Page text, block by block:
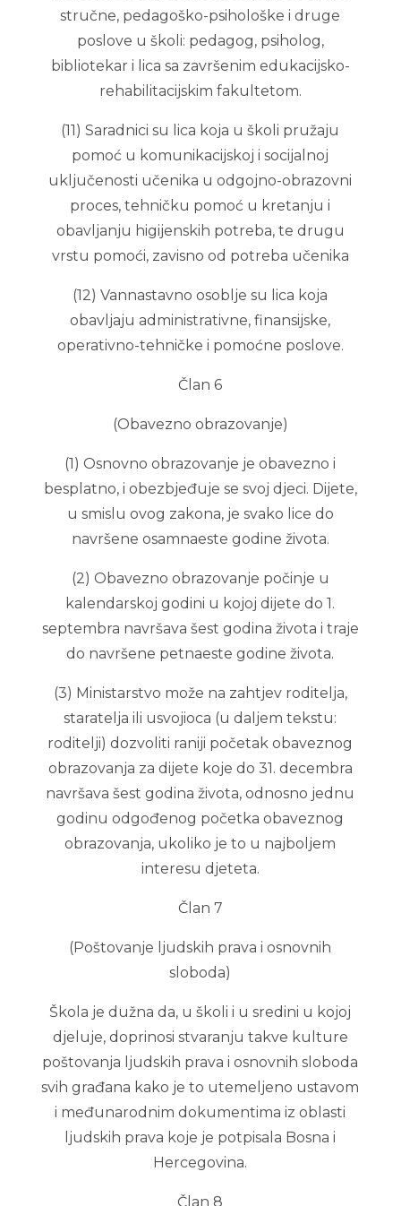
stručne, pedagoško-psihološke i druge
poslove u školi: pedagog, psiholog,
bibliotekar i lica sa završenim edukacijsko-
rehabilitacijskim fakultetom.
(11) Saradnici su lica koja u školi pružaju
pomoć u komunikacijskoj i socijalnoj
uključenosti učenika u odgojno-obrazovni
proces, tehničku pomoć u kretanju i
obavljanju higijenskih potreba, te drugu
vrstu pomoći, zavisno od potreba učenika
(12) Vannastavno osoblje su lica koja
obavljaju administrativne, finansijske,
operativno-tehničke i pomoćne poslove.
Član 6
(Obavezno obrazovanje)
(1) Osnovno obrazovanje je obavezno i
besplatno, i obezbjeđuje se svoj djeci. Dijete,
u smislu ovog zakona, je svako lice do
navršene osamnaeste godine života.
(2) Obavezno obrazovanje počinje u
kalendarskoj godini u kojoj dijete do 1.
septembra navršava šest godina života i traje
do navršene petnaeste godine života.
(3) Ministarstvo može na zahtjev roditelja,
staratelja ili usvojioca (u daljem tekstu:
roditelji) dozvoliti raniji početak obaveznog
obrazovanja za dijete koje do 31. decembra
navršava šest godina života, odnosno jednu
godinu odgođenog početka obaveznog
obrazovanja, ukoliko je to u najboljem
interesu djeteta.
Član 7
(Poštovanje ljudskih prava i osnovnih
sloboda)
Škola je dužna da, u školi i u sredini u kojoj
djeluje, doprinosi stvaranju takve kulture
poštovanja ljudskih prava i osnovnih sloboda
svih građana kako je to utemeljeno ustavom
i međunarodnim dokumentima iz oblasti
ljudskih prava koje je potpisala Bosna i
Hercegovina.
Član 8